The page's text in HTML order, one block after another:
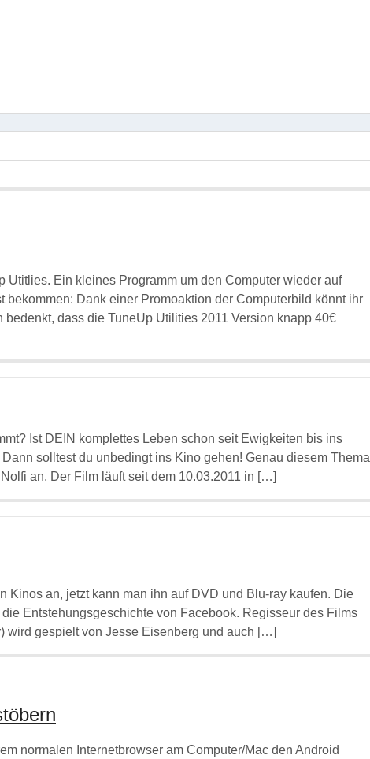
Ein kleines Programm um den Computer wieder auf
Dank einer Promoaktion der Computerbild könnt ihr
dass die TuneUp Utilities 2011 Version knapp 40€
Ist DEIN komplettes Leben schon seit Ewigkeiten bis ins
solltest du unbedingt ins Kino gehen! Genau diesem Thema
an. Der Film läuft seit dem 10.03.2011 in […]
Kinos an, jetzt kann man ihn auf DVD und Blu-ray kaufen. Die
Entstehungsgeschichte von Facebook. Regisseur des Films
wird gespielt von Jesse Eisenberg und auch […]
normalen Internetbrowser am Computer/Mac den Android